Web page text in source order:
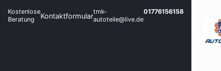
Kostenlose
Beratung
Kontaktformulartmk-
autoteile@live.de
01776156158